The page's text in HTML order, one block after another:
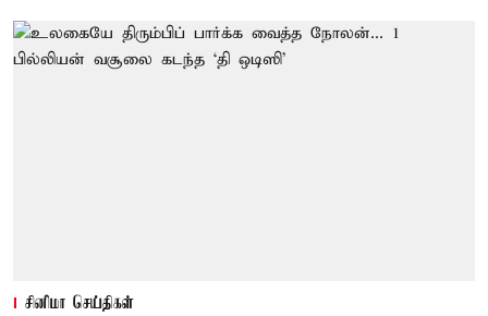
சினிமா செய்திகள்